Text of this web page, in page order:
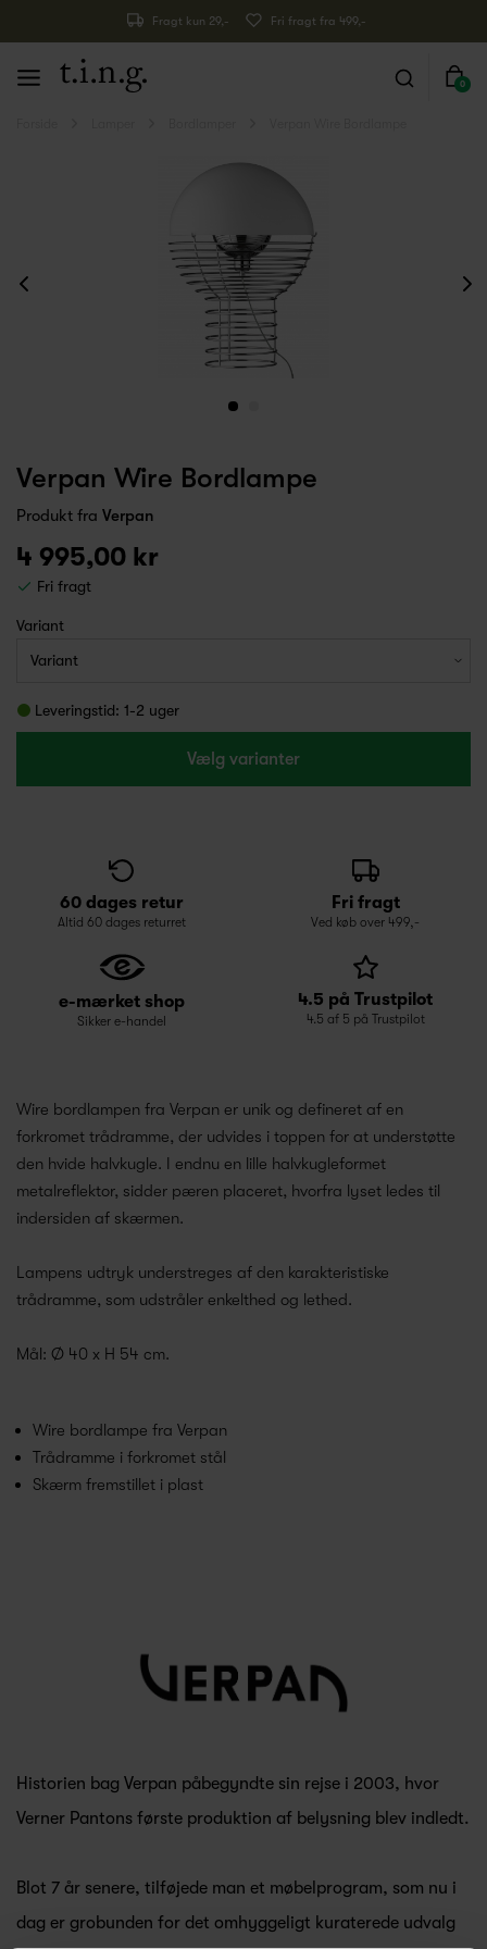
Fragt kun 29,- Fri fragt fra 499,-
0
Verpan Wire Bordlampe
Produkt fra Verpan
4 995,00 kr
Fri fragt
Variant
Leveringstid: 1-2 uger
Vælg varianter
60 dages retur
Altid 60 dages returret
Fri fragt
Ved køb over 499,-
e-mærket shop
Sikker e-handel
4.5 på Trustpilot
4.5 af 5 på Trustpilot
Wire bordlampen fra Verpan er unik og defineret af en
forkromet trådramme, der udvides i toppen for at understøtte
den hvide halvkugle. I endnu en lille halvkugleformet
metalreflektor, sidder pæren placeret, hvorfra lyset ledes til
indersiden af skærmen.
Lampens udtryk understreges af den karakteristiske
trådramme, som udstråler enkelthed og lethed.
Mål: Ø 40 x H 54 cm.
Wire bordlampe fra Verpan
Trådramme i forkromet stål
Skærm fremstillet i plast
Historien bag Verpan påbegyndte sin rejse i 2003, hvor
Verner Pantons første produktion af belysning blev indledt.
Blot 7 år senere, tilføjede man et møbelprogram, som nu i
dag er grobunden for det omhyggeligt kuraterede udvalg